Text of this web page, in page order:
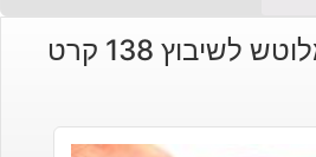
לשיבוץ 138 קרט